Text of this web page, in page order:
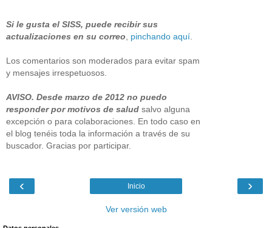
Si le gusta el SISS, puede recibir sus
actualizaciones en su correo
pinchando aquí
Los comentarios son moderados para evitar spam
y mensajes irrespetuosos.
AVISO. Desde marzo de 2012 no puedo
responder por motivos de salud salvo alguna
excepción o para colaboraciones. En todo caso en
el blog tenéis toda la información a través de su
buscador. Gracias por participar.
‹ ›
Inicio
Ver versión web